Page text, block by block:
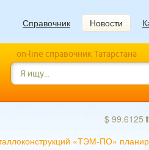
Справочник Новости
on-line справочник Татарстана
$
«ТЭМ-ПО»